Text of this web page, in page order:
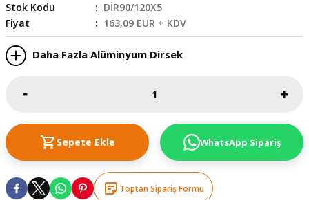
Siperlik
Stok Kodu
DİR90/120X5
Fiyat
163,09 EUR + KDV
Daha Fazla Alüminyum Dirsek
Sepete Ekle WhatsApp Sipariş
Toptan Sipariş Formu